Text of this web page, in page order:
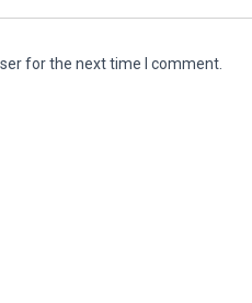
for the next time I comment.